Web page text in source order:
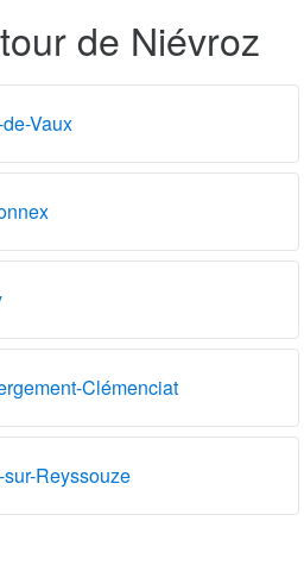
de Niévroz
Vaux
Clémenciat
Reyssouze